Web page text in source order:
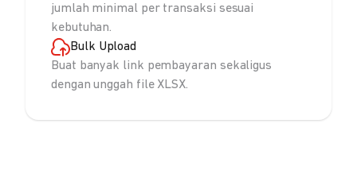
jumlah minimal per transaksi sesuai
kebutuhan.
Bulk Upload
Buat banyak link pembayaran sekaligus
dengan unggah file XLSX.